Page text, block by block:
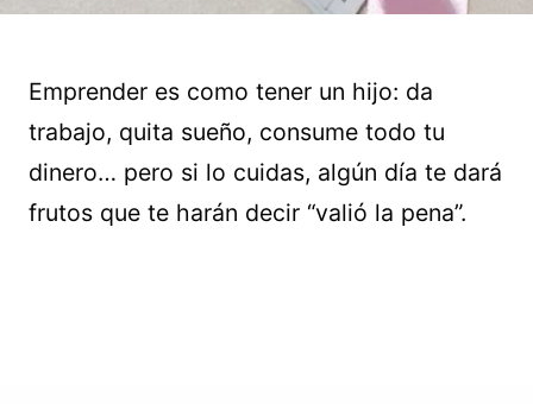
Emprender es como tener un hijo: da
trabajo, quita sueño, consume todo tu
dinero… pero si lo cuidas, algún día te dará
frutos que te harán decir “valió la pena”.